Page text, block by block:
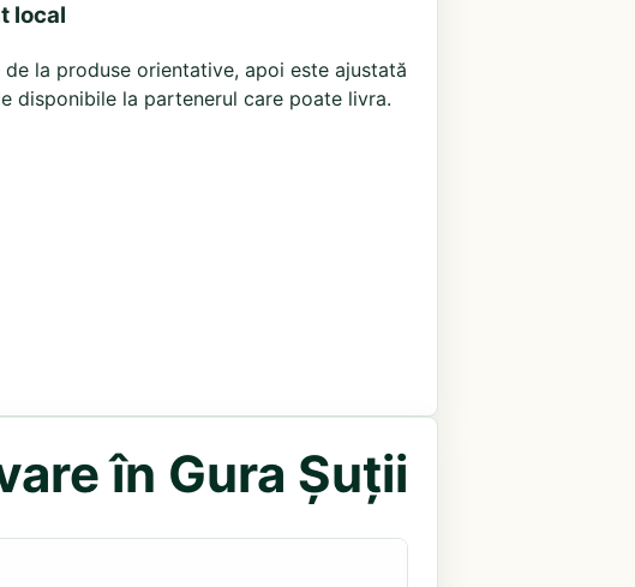
local
la produse orientative, apoi este ajustată
disponibile la partenerul care poate livra.
în Gura Șuții